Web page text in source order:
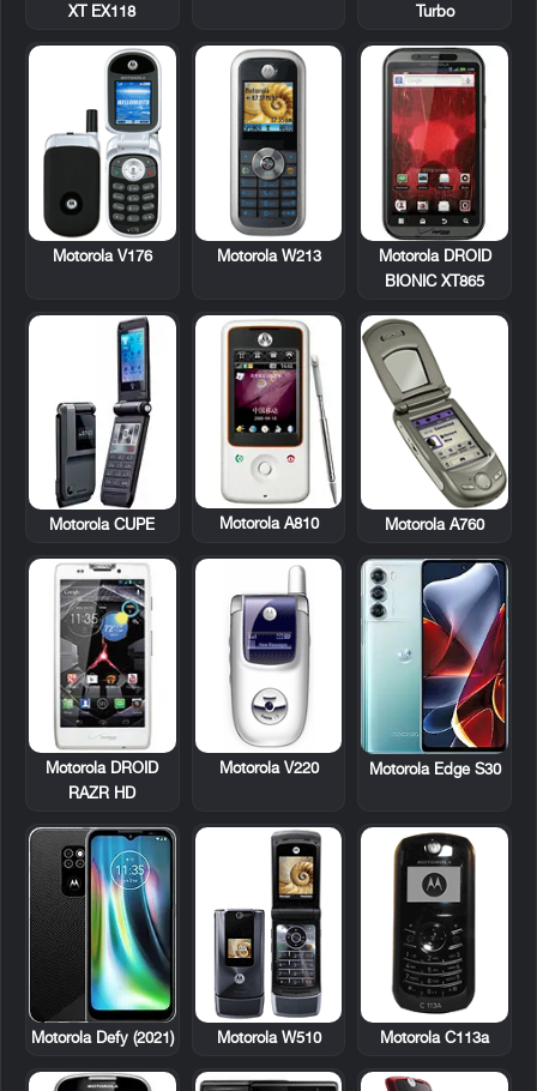
Turbo
XT EX118
Motorola DROID
BIONIC XT865
Motorola W213
Motorola V176
Motorola A760
Motorola A810
Motorola CUPE
Motorola Edge S30
Motorola V220
Motorola DROID
RAZR HD
Motorola C113a
Motorola W510
Motorola Defy (2021)